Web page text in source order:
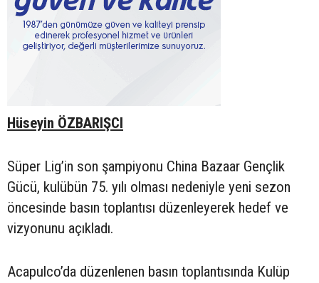
Hüseyin ÖZBARIŞCI
Süper Lig’in son şampiyonu China Bazaar Gençlik
Gücü, kulübün 75. yılı olması nedeniyle yeni sezon
öncesinde basın toplantısı düzenleyerek hedef ve
vizyonunu açıkladı.
Acapulco’da düzenlenen basın toplantısında Kulüp